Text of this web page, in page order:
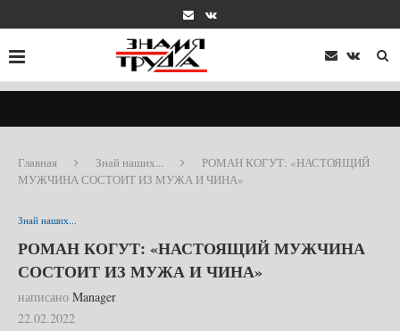
Главная Знай наших...
РОМАН КОГУТ: «НАСТОЯЩИЙ
МУЖЧИНА СОСТОИТ ИЗ МУЖА И ЧИНА»
Знай наших...
РОМАН КОГУТ: «НАСТОЯЩИЙ МУЖЧИНА
СОСТОИТ ИЗ МУЖА И ЧИНА»
написано Manager
22.02.2022